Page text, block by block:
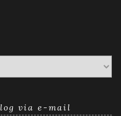
via e-mail